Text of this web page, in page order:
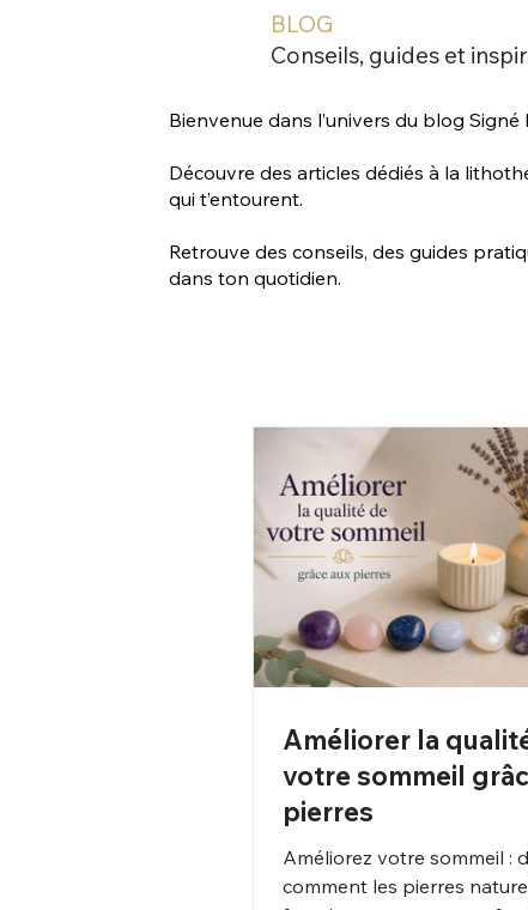
Améliorer la
votre sommeil
pierres
Améliorez votre sommeil :
comment les pierres
BLOG
Conseils, guides et
Bienvenue dans l’univers du blog Signé
Découvre des articles dédiés à la
qui t’entourent.
Retrouve des conseils, des guides
dans ton quotidien.